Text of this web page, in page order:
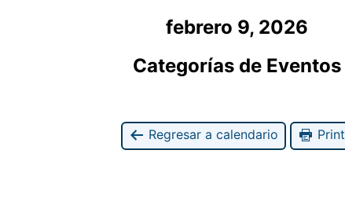
febrero 9, 2026
Categorías de Eventos
Regresar a calendario Print